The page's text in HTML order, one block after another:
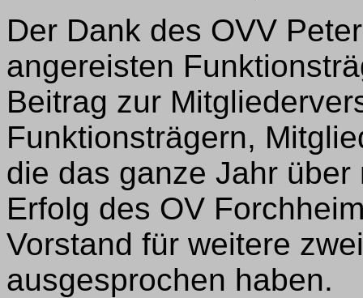
Der Dank des OVV
angereisten
Beitrag zur
Funktionsträgern,
die das ganze Jahr
Erfolg des OV
Vorstand für weitere
ausgesprochen haben.